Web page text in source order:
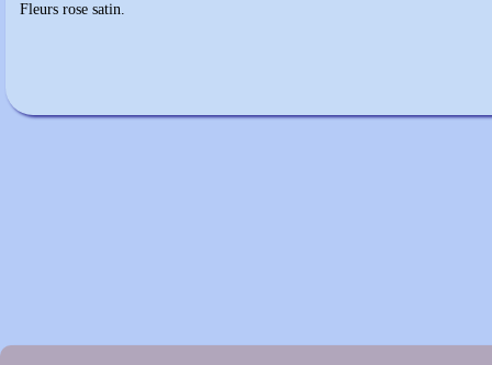
Fleurs rose satin.